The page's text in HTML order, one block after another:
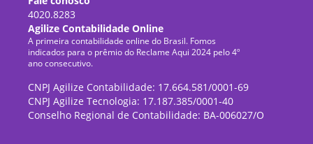
4020.8283
Agilize Contabilidade Online
A primeira contabilidade online do Brasil. Fomos
indicados para o prêmio do Reclame Aqui 2024 pelo 4º
ano consecutivo.
CNPJ Agilize Contabilidade: 17.664.581/0001-69
CNPJ Agilize Tecnologia: 17.187.385/0001-40
Conselho Regional de Contabilidade: BA-006027/O